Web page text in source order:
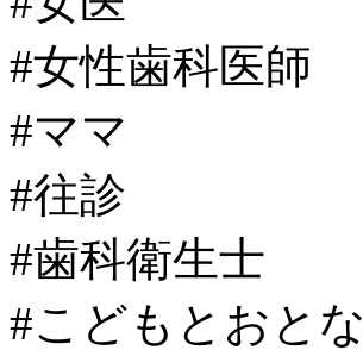
#女性歯科医師
#ママ
#往診
#歯科衛生士
#こどもとおとな